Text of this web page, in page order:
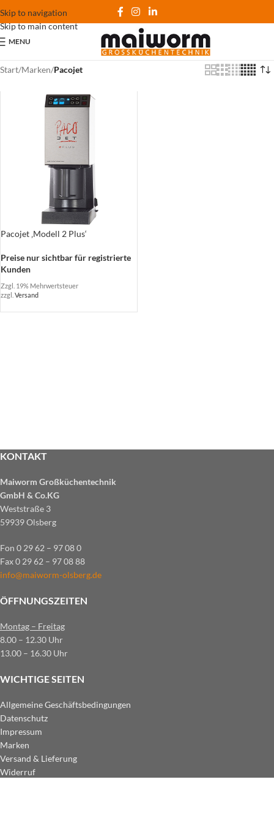
Skip to navigation
Skip to main content
MENU
Start/Marken/Pacojet
Pacojet ‚Modell 2 Plus‘
Preise nur sichtbar für registrierte
Kunden
Zzgl. 19% Mehrwertsteuer
zzgl. Versand
KONTAKT
Maiworm Großküchentechnik
GmbH & Co.KG
Weststraße 3
59939 Olsberg
Fon 0 29 62 – 97 08 0
Fax 0 29 62 – 97 08 88
info@maiworm-olsberg.de
ÖFFNUNGSZEITEN
Montag – Freitag
8.00 – 12.30 Uhr
13.00 – 16.30 Uhr
WICHTIGE SEITEN
Allgemeine Geschäftsbedingungen
Datenschutz
Impressum
Marken
Versand & Lieferung
Widerruf